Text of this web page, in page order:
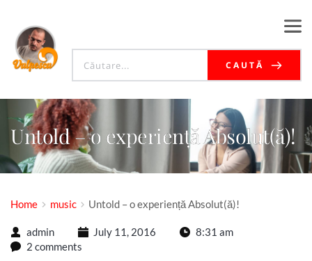
CAUTĂ
Untold – o experiență Absolut(ă)!
Home music Untold – o experiență Absolut(ă)!
admin July 11, 2016
8:31 am
2 comments